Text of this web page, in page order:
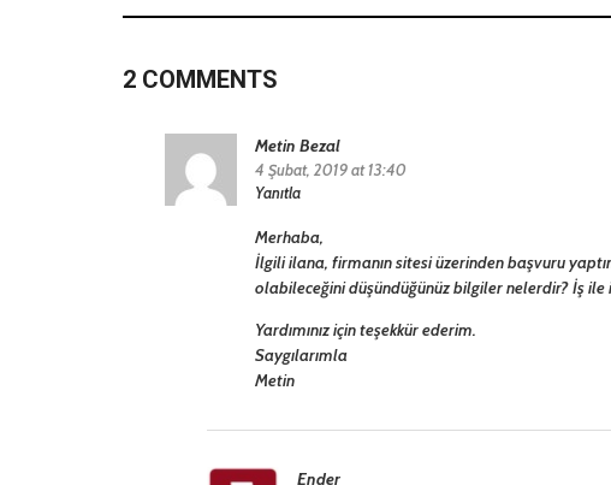
2 COMMENTS
Metin Bezal
4 Şubat, 2019 at 13:40
Yanıtla
Merhaba,
İlgili ilana, firmanın sitesi üzerinden başvuru
olabileceğini düşündüğünüz bilgiler nelerdir? İş
Yardımınız için teşekkür ederim.
Saygılarımla
Metin
Ender